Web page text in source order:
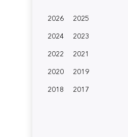
2026
2025
2024
2023
2022
2021
2020
2019
2018
2017